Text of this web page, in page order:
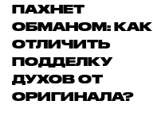
ПАХНЕТ
ОБМАНОМ: КАК
ОТЛИЧИТЬ
ПОДДЕЛКУ
ДУХОВ ОТ
ОРИГИНАЛА?